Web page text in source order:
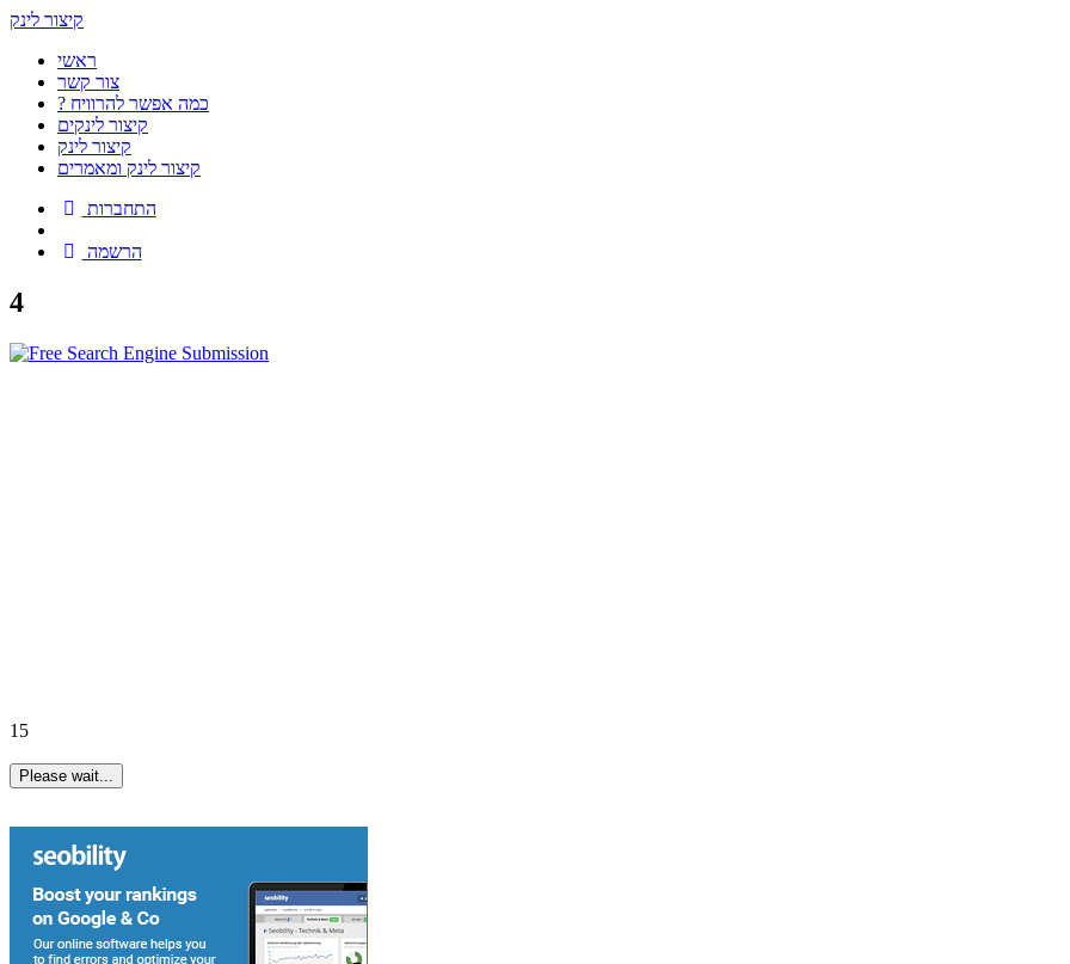
קיצור לינק
ראשי
צור קשר
? כמה אפשר להרוויח
קיצור לינקים
קיצור לינק
קיצור לינק ומאמרים
התחברות
הרשמה
4
15
Please wait...